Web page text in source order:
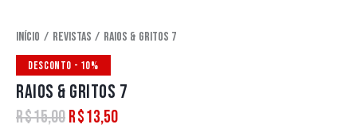
Início Revistas Raios & Gritos 7
DESCONTO - 10%
RAIOS & GRITOS 7
R$15,00O
R$13,50